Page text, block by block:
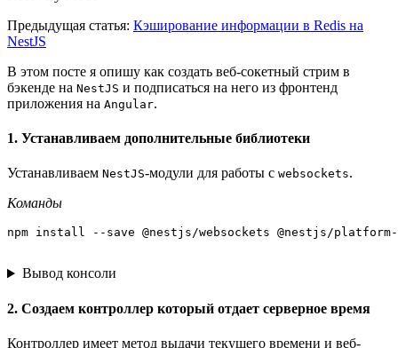
Предыдущая статья: Кэширование информации в Redis на
NestJS
В этом посте я опишу как создать веб-сокетный стрим в
бэкенде на NestJS и подписаться на него из фронтенд
приложения на Angular.
1. Устанавливаем дополнительные библиотеки
Устанавливаем NestJS-модули для работы с websockets.
Команды
Вывод консоли
2. Создаем контроллер который отдает серверное время
Контроллер имеет метод выдачи текущего времени и веб-